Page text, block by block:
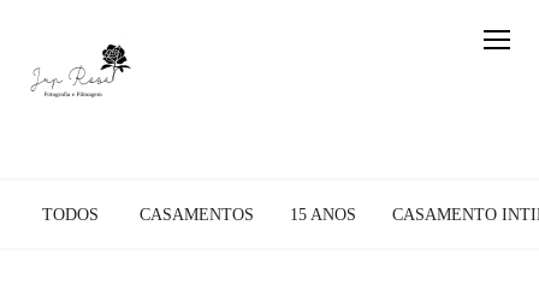
TODOS CASAMENTOS 15 ANOS CASAMENTO